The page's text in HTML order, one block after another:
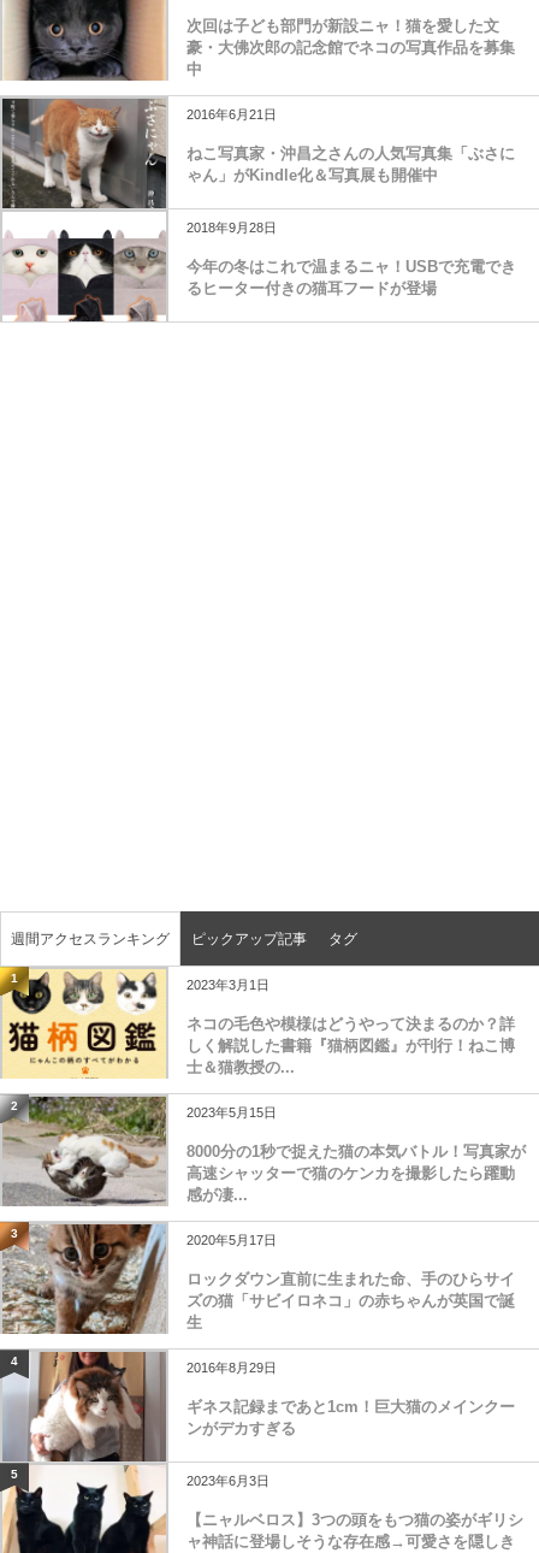
次回は子ども部門が新設ニャ！猫を愛した文
豪・大佛次郎の記念館でネコの写真作品を募集
中
2016年6月21日
ねこ写真家・沖昌之さんの人気写真集「ぶさに
ゃん」がKindle化＆写真展も開催中
2018年9月28日
今年の冬はこれで温まるニャ！USBで充電でき
るヒーター付きの猫耳フードが登場
週間アクセスランキング ピックアップ記事 タグ
1 2023年3月1日
ネコの毛色や模様はどうやって決まるのか？詳
しく解説した書籍『猫柄図鑑』が刊行！ねこ博
士＆猫教授の...
2 2023年5月15日
8000分の1秒で捉えた猫の本気バトル！写真家が
高速シャッターで猫のケンカを撮影したら躍動
感が凄...
3 2020年5月17日
ロックダウン直前に生まれた命、手のひらサイ
ズの猫「サビイロネコ」の赤ちゃんが英国で誕
生
4 2016年8月29日
ギネス記録まであと1cm！巨大猫のメインクー
ンがデカすぎる
5 2023年6月3日
【ニャルベロス】3つの頭をもつ猫の姿がギリシ
ャ神話に登場しそうな存在感→可愛さを隠しき